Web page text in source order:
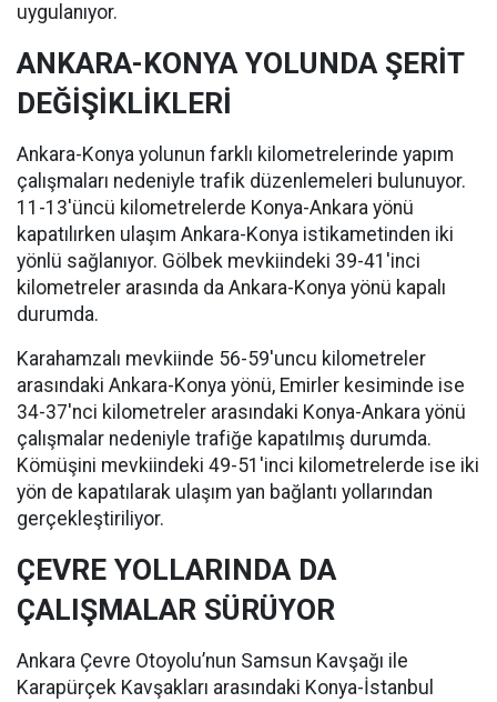
uygulanıyor.
ANKARA-KONYA YOLUNDA ŞERİT
DEĞİŞİKLİKLERİ
Ankara-Konya yolunun farklı kilometrelerinde yapım
çalışmaları nedeniyle trafik düzenlemeleri bulunuyor.
11-13'üncü kilometrelerde Konya-Ankara yönü
kapatılırken ulaşım Ankara-Konya istikametinden iki
yönlü sağlanıyor. Gölbek mevkiindeki 39-41'inci
kilometreler arasında da Ankara-Konya yönü kapalı
durumda.
Karahamzalı mevkiinde 56-59'uncu kilometreler
arasındaki Ankara-Konya yönü, Emirler kesiminde ise
34-37'nci kilometreler arasındaki Konya-Ankara yönü
çalışmalar nedeniyle trafiğe kapatılmış durumda.
Kömüşini mevkiindeki 49-51'inci kilometrelerde ise iki
yön de kapatılarak ulaşım yan bağlantı yollarından
gerçekleştiriliyor.
ÇEVRE YOLLARINDA DA
ÇALIŞMALAR SÜRÜYOR
Ankara Çevre Otoyolu’nun Samsun Kavşağı ile
Karapürçek Kavşakları arasındaki Konya-İstanbul